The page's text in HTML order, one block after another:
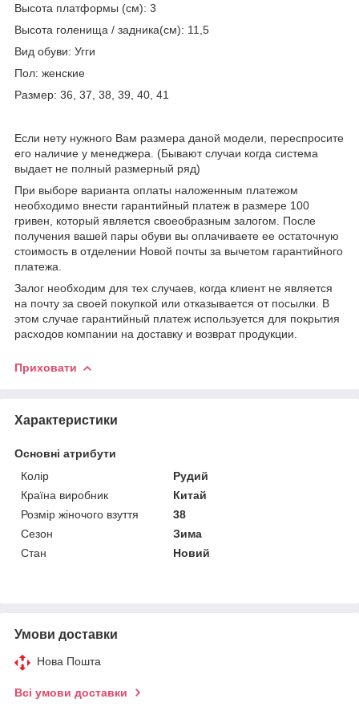
Высота платформы (см): 3
Высота голенища / задника(см): 11,5
Вид обуви: Угги
Пол: женские
Размер: 36, 37, 38, 39, 40, 41
Если нету нужного Вам размера даной модели, переспросите
его наличие у менеджера. (Бывают случаи когда система
выдает не полный размерный ряд)
При выборе варианта оплаты наложенным платежом
необходимо внести гарантийный платеж в размере 100
гривен, который является своеобразным залогом. После
получения вашей пары обуви вы оплачиваете ее остаточную
стоимость в отделении Новой почты за вычетом гарантийного
платежа.
Залог необходим для тех случаев, когда клиент не является
на почту за своей покупкой или отказывается от посылки. В
этом случае гарантийный платеж используется для покрытия
расходов компании на доставку и возврат продукции.
Приховати
Характеристики
Основні атрибути
Колір
Рудий
Країна виробник
Китай
Розмір жіночого взуття
38
Сезон
Зима
Стан
Новий
Умови доставки
Нова Пошта
Всі умови доставки